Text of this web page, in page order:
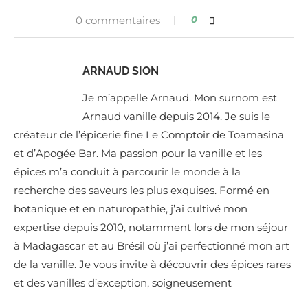
0 commentaires 0
ARNAUD SION
Je m’appelle Arnaud. Mon surnom est
Arnaud vanille depuis 2014. Je suis le
créateur de l’épicerie fine Le Comptoir de Toamasina
et d’Apogée Bar. Ma passion pour la vanille et les
épices m’a conduit à parcourir le monde à la
recherche des saveurs les plus exquises. Formé en
botanique et en naturopathie, j’ai cultivé mon
expertise depuis 2010, notamment lors de mon séjour
à Madagascar et au Brésil où j’ai perfectionné mon art
de la vanille. Je vous invite à découvrir des épices rares
et des vanilles d’exception, soigneusement